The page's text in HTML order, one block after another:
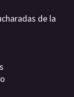
de la